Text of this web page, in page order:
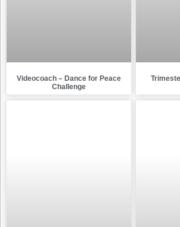
Videocoach – Dance for Peace
Challenge